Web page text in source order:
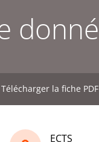
Télécharger la fiche PDF
ECTS